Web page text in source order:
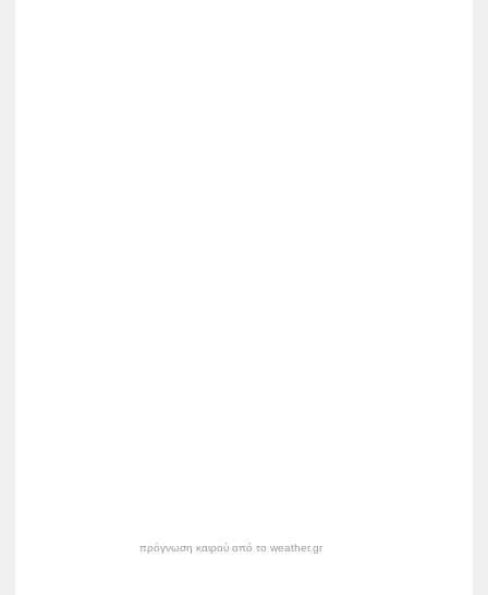
πρόγνωση καιρού από το weather.gr